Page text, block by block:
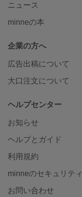
ニュース
minneの本
企業の方へ
広告出稿について
大口注文について
ヘルプセンター
お知らせ
ヘルプとガイド
利用規約
minneのセキュリティ
お問い合わせ